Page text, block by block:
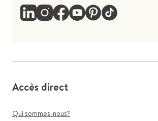
Accès direct
Qui sommes-nous?